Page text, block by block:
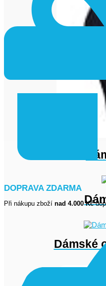
Dámské
DOPRAVA ZDARMA
Při nákupu zboží nad 4.000 Kč